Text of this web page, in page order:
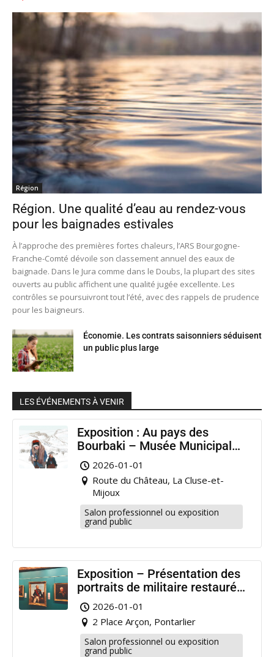
Région
Région. Une qualité d’eau au rendez-vous
pour les baignades estivales
À l’approche des premières fortes chaleurs, l’ARS Bourgogne-
Franche-Comté dévoile son classement annuel des eaux de
baignade. Dans le Jura comme dans le Doubs, la plupart des sites
ouverts au public affichent une qualité jugée excellente. Les
contrôles se poursuivront tout l’été, avec des rappels de prudence
pour les baigneurs.
Économie. Les contrats saisonniers séduisent
un public plus large
LES ÉVÉNEMENTS À VENIR
Exposition : Au pays des
Bourbaki – Musée Municipal
Pontarlier
2026-01-01
Route du Château, La Cluse-et-
Mijoux
Salon professionnel ou exposition
grand public
Exposition – Présentation des
portraits de militaire restaurés
à Pontarlier
2026-01-01
2 Place Arçon, Pontarlier
Salon professionnel ou exposition
grand public